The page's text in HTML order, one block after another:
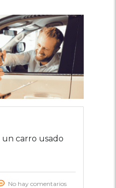
un carro usado
No hay comentarios